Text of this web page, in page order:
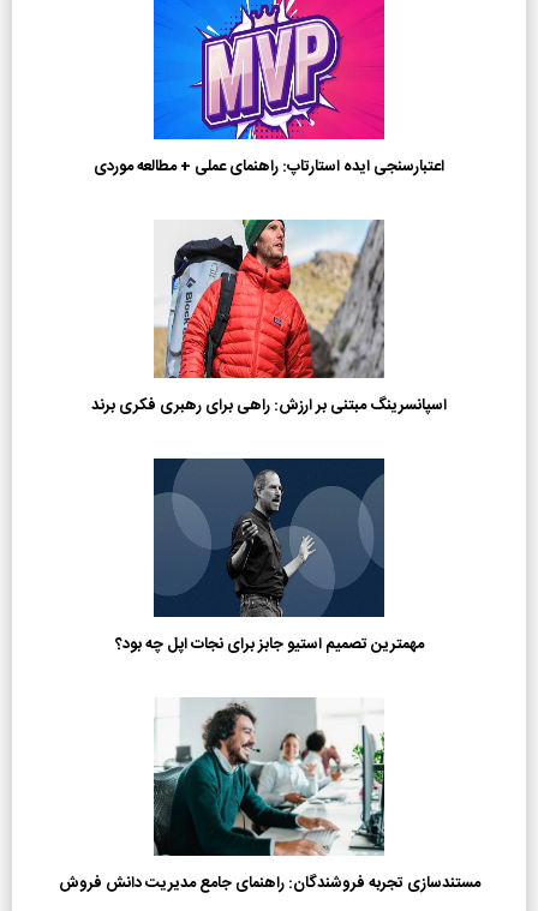
اعتبارسنجی ایده استارتاپ: راهنمای عملی + مطالعه موردی
اسپانسرینگ مبتنی بر ارزش: راهی برای رهبری فکری برند
مهمترین تصمیم استیو جابز برای نجات اپل چه بود؟
مستندسازی تجربه فروشندگان: راهنمای جامع مدیریت دانش فروش